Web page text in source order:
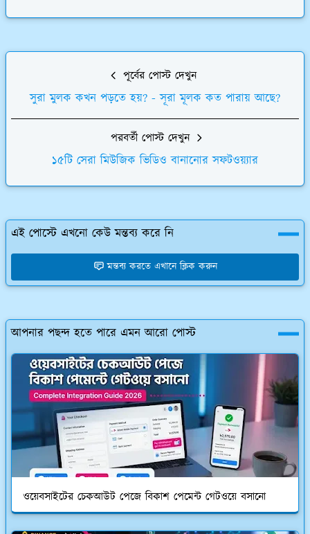
পূর্বের পোস্ট দেখুন
সুরা মুলক কখন পড়তে হয়? - সূরা মূলক কত পারায় আছে?
পরবর্তী পোস্ট দেখুন
১৫টি সেরা মিউজিক ভিডিও বানানোর সফটওয়্যার
এই পোস্টে এখনো কেউ মন্তব্য করে নি
মন্তব্য করতে এখানে ক্লিক করুন
আপনার পছন্দ হতে পারে এমন আরো পোস্ট
ওয়েবসাইটের চেকআউট পেজে বিকাশ পেমেন্ট গেটওয়ে বসানো